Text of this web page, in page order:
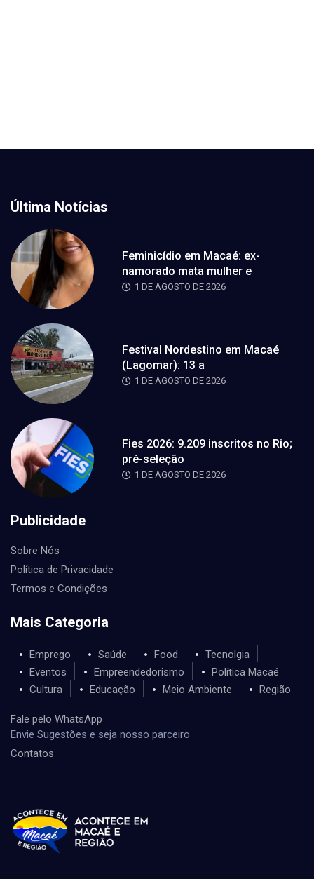
Última Notícias
Feminicídio em Macaé: ex-
namorado mata mulher e
1 DE AGOSTO DE 2026
Festival Nordestino em Macaé
(Lagomar): 13 a
1 DE AGOSTO DE 2026
Fies 2026: 9.209 inscritos no Rio;
pré-seleção
1 DE AGOSTO DE 2026
Publicidade
Sobre Nós
Política de Privacidade
Termos e Condições
Mais Categoria
Emprego Saúde Food
Tecnolgia
Eventos
Empreendedorismo
Política Macaé
Cultura
Educação Meio Ambiente Região
Fale pelo WhatsApp
Envie Sugestões e seja nosso parceiro
Contatos